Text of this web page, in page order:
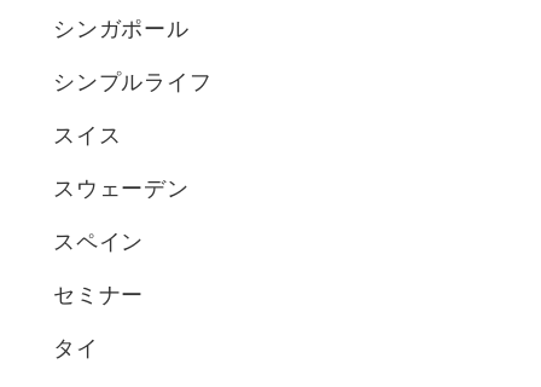
シンガポール
シンプルライフ
スイス
スウェーデン
スペイン
セミナー
タイ